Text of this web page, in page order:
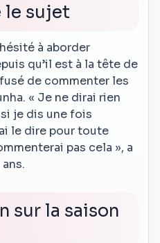
le sujet
à aborder
qu’il est à la tête de
de commenter les
« Je ne dirai rien
je dis une fois
le dire pour toute
pas cela », a
sur la saison